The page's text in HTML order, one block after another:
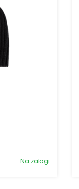
Na zalogi